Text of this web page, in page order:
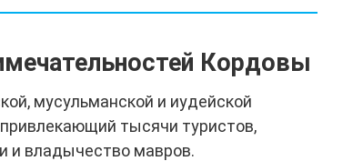
Кордовы
мусульманской и иудейской
тысячи туристов,
и владычество мавров.